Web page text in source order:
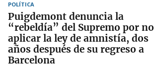
POLÍTICA
Puigdemont denuncia la
“rebeldía” del Supremo por no
aplicar la ley de amnistía, dos
años después de su regreso a
Barcelona